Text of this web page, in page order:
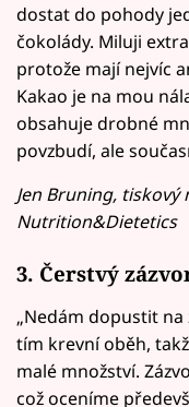
dostat do pohody
čokolády. Miluji
protože mají nejvíc
Kakao je na mou
obsahuje drobné
povzbudí, ale
Jen Bruning, tiskový
Nutrition&Dietetics
3. Čerstvý
„Nedám dopustit na
tím krevní oběh,
malé množství.
což oceníme